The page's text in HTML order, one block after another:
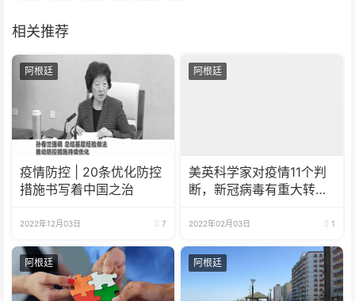
相关推荐
阿根廷
疫情防控 | 20条优化防控
措施书写着中国之治
2022年12月03日 7
阿根廷
美英科学家对疫情11个判
断，新冠病毒有重大转
2022年02月03日 1
阿根廷 阿根廷